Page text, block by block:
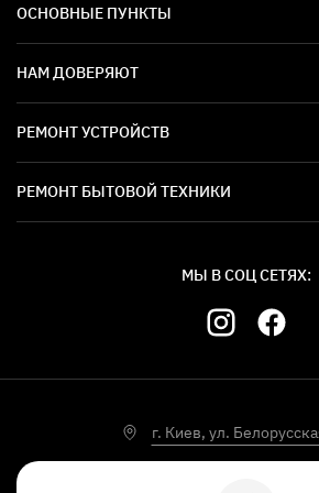
ОСНОВНЫЕ ПУНКТЫ
НАМ ДОВЕРЯЮТ
РЕМОНТ УСТРОЙСТВ
РЕМОНТ БЫТОВОЙ ТЕХНИКИ
МЫ В СОЦ СЕТЯХ:
г. Киев, ул.